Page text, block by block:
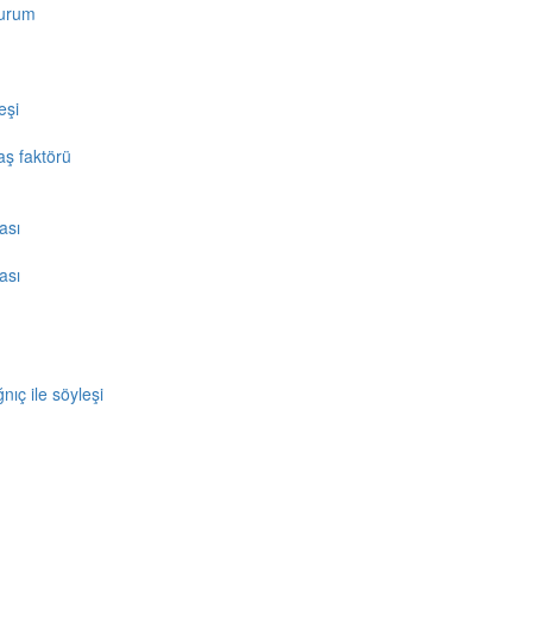
faktörü
ile söyleşi